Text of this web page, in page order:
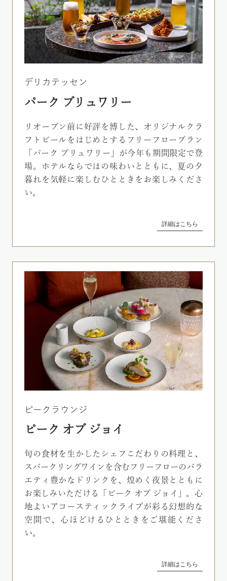
デリカテッセン
パーク ブリュワリー
リオープン前に好評を博した、オリジナルクラ
フトビールをはじめとするフリーフロープラン
「パーク ブリュワリー」が今年も期間限定で登
場。ホテルならではの味わいとともに、夏の夕
暮れを気軽に楽しむひとときをお楽しみくださ
い。
詳細はこちら
ピークラウンジ
ピーク オブ ジョイ
旬の食材を生かしたシェフこだわりの料理と、
スパークリングワインを含むフリーフローのバラ
エティ豊かなドリンクを、煌めく夜景とともに
お楽しみいただける「ピーク オブ ジョイ」。心
地よいアコースティックライブが彩る幻想的な
空間で、心ほどけるひとときをご堪能くださ
い。
詳細はこちら